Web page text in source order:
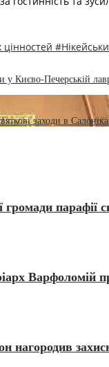
Києво-Печерській
заходи в
громади
Варфоломій
нагородив